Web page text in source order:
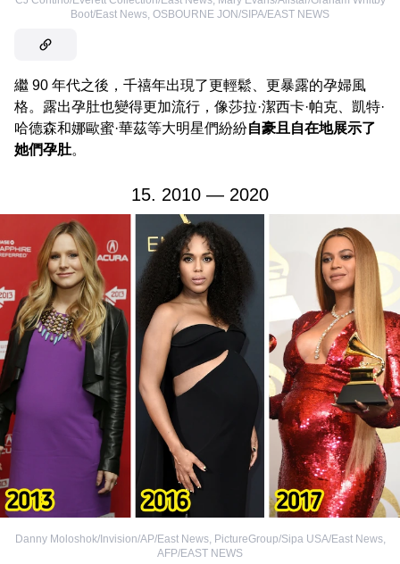
Boot/East News OSBOURNE JON/SIPA/EAST NEWS
繼 90 年代之後，千禧年出現了更輕鬆、更暴露的孕婦風
格。露出孕肚也變得更加流行，像莎拉·潔西卡·帕克、凱特·
哈德森和娜歐蜜·華茲等大明星們紛紛自豪且自在地展示了
她們孕肚。
15. 2010 — 2020
Danny Moloshok/Invision/AP/East News, PictureGroup/Sipa USA/East News,
AFP/EAST NEWS